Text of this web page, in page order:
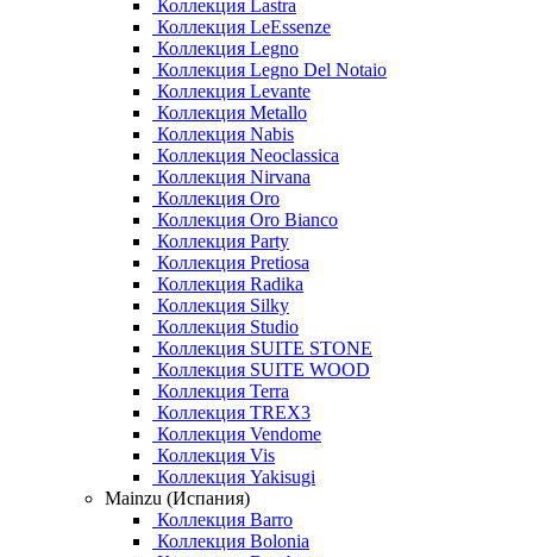
Коллекция Lastra
Коллекция LeEssenze
Коллекция Legno
Коллекция Legno Del Notaio
Коллекция Levante
Коллекция Metallo
Коллекция Nabis
Коллекция Neoclassica
Коллекция Nirvana
Коллекция Oro
Коллекция Oro Bianco
Коллекция Party
Коллекция Pretiosa
Коллекция Radika
Коллекция Silky
Коллекция Studio
Коллекция SUITE STONE
Коллекция SUITE WOOD
Коллекция Terra
Коллекция TREX3
Коллекция Vendome
Коллекция Vis
Коллекция Yakisugi
Mainzu (Испания)
Коллекция Barro
Коллекция Bolonia